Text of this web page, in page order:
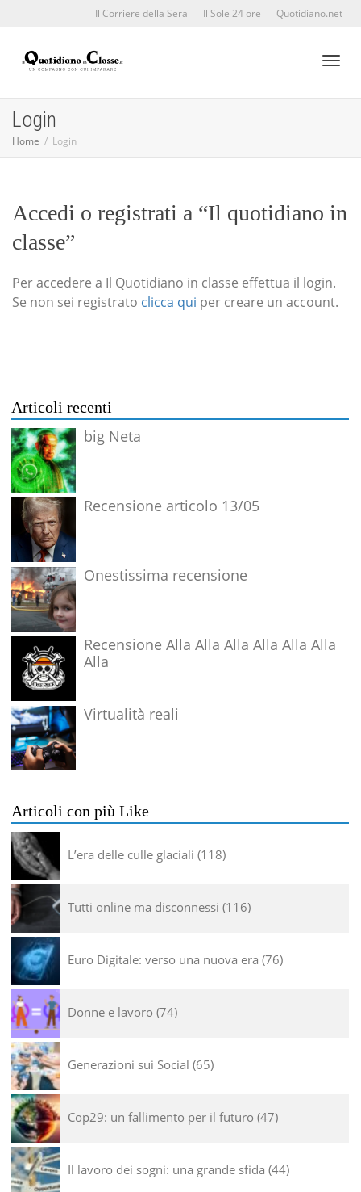
Il Corriere della Sera Il Sole 24 ore Quotidiano.net
Login
Home Login
Accedi o registrati a “Il quotidiano in
classe”
Per accedere a Il Quotidiano in classe effettua il login.
Se non sei registrato clicca qui per creare un account.
Articoli recenti
big Neta
Recensione articolo 13/05
Onestissima recensione
Recensione Alla Alla Alla Alla Alla Alla
Alla
Virtualità reali
Articoli con più Like
L’era delle culle glaciali 118
Tutti online ma disconnessi 116
Euro Digitale: verso una nuova era 76
Donne e lavoro 74
Generazioni sui Social 65
Cop29: un fallimento per il futuro 47
Il lavoro dei sogni: una grande sfida 44